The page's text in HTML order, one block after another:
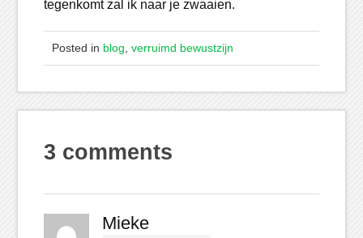
tegenkomt zal ik naar je zwaaien.
Posted in blog verruimd bewustzijn
3 comments
Mieke